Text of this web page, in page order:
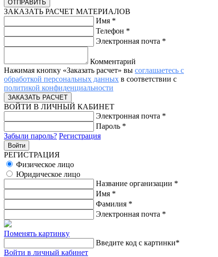
ЗАКАЗАТЬ РАСЧЕТ МАТЕРИАЛОВ
Имя *
Телефон *
Электронная почта *
Комментарий
Нажимая кнопку «Заказать расчет» вы соглашаетесь с
обработкой персональных данных в соответствии с
политикой конфиденциальности
ВОЙТИ В ЛИЧНЫЙ КАБИНЕТ
Электронная почта *
Пароль *
Забыли пароль? Регистрация
РЕГИСТРАЦИЯ
Физическое лицо
Юридическое лицо
Название организации *
Имя *
Фамилия *
Электронная почта *
Поменять картинку
Введите код с картинки*
Войти в личный кабинет